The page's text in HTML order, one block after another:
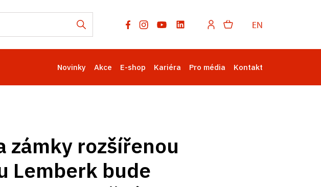
EN
Novinky Akce E-shop Kariéra Pro média Kontakt
zámky rozšířenou
Lemberk bude